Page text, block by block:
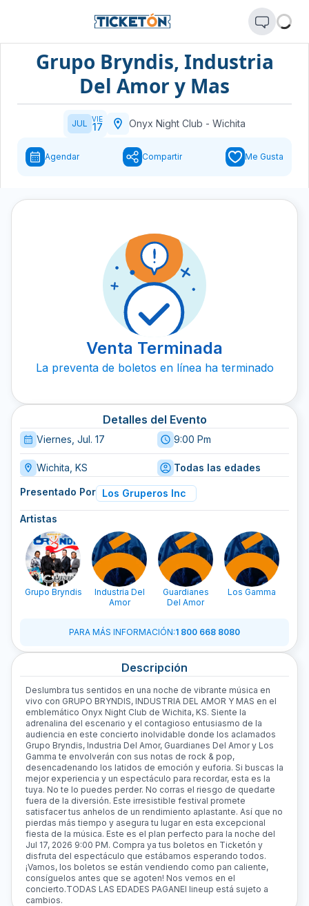
Grupo Bryndis, Industria
Del Amor y Mas
JUL VIE
17 Onyx Night Club - Wichita
Agendar Compartir Me Gusta
Venta Terminada
La preventa de boletos en línea ha terminado
Detalles del Evento
Viernes, Jul. 17 9:00 Pm
Wichita, KS Todas las edades
Presentado Por Los Gruperos Inc
Artistas
Grupo Bryndis
Industria Del
Amor
Guardianes
Del Amor
Los Gamma
PARA MÁS INFORMACIÓN:1 800 668 8080
Descripción
Deslumbra tus sentidos en una noche de vibrante música en
vivo con GRUPO BRYNDIS, INDUSTRIA DEL AMOR Y MAS en el
emblemático Onyx Night Club de Wichita, KS. Siente la
adrenalina del escenario y el contagioso entusiasmo de la
audiencia en este concierto inolvidable donde los aclamados
Grupo Bryndis, Industria Del Amor, Guardianes Del Amor y Los
Gamma te envolverán con sus notas de rock & pop,
desencadenando los latidos de emoción y euforia. Si buscas la
mejor experiencia y un espectáculo para recordar, esta es la
tuya. No te lo puedes perder. No corras el riesgo de quedarte
fuera de la diversión. Este irresistible festival promete
satisfacer tus anhelos de un rendimiento aplastante. Así que no
pierdas más tiempo y asegura tu lugar en esta excepcional
fiesta de la música. Este es el plan perfecto para la noche del
Jul 17, 2026 9:00 PM. Compra ya tus boletos en Ticketón y
disfruta del espectáculo que estábamos esperando todos.
¡Vamos, los boletos se están vendiendo como pan caliente,
consíguelos antes que se agoten! Nos vemos en el
concierto.TODAS LAS EDADES PAGAN El lineup está sujeto a
cambios.